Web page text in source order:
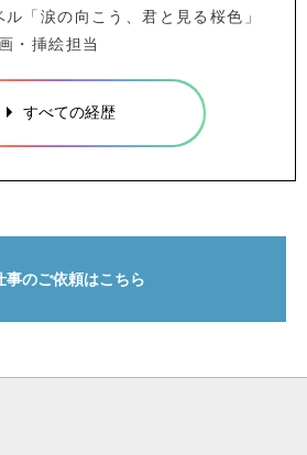
「涙の向こう、君と見る桜色」
・挿絵担当
すべての経歴
事のご依頼はこちら